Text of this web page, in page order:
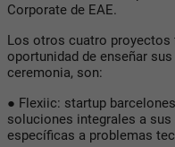
Corporate de EAE.
Los otros cuatro
oportunidad de enseñar
ceremonia, son:
● Flexiic: startup
soluciones integrales a
específicas a problemas